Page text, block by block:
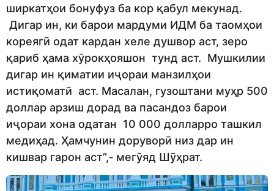
ширкатҳои бонуфуз ба кор қабул мекунад.
Дигар ин, ки барои мардуми ИДМ ба таомҳои
кореягӣ одат кардан хеле душвор аст, зеро
қариб ҳама хӯрокҳояшон тунд аст. Мушкилии
дигар ин қиматии иҷораи манзилҳои
истиқоматӣ аст. Масалан, гузоштани муҳр 500
доллар арзиш дорад ва пасандоз барои
иҷораи хона одатан 10 000 долларро ташкил
медиҳад. Ҳамчунин доруворӣ низ дар ин
кишвар гарон аст”,‑ мегӯяд Шӯҳрат.